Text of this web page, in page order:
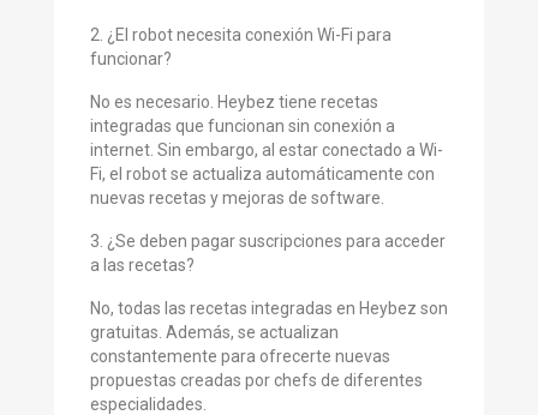
2. ¿El robot necesita conexión Wi-Fi para
funcionar?
No es necesario. Heybez tiene recetas
integradas que funcionan sin conexión a
internet. Sin embargo, al estar conectado a Wi-
Fi, el robot se actualiza automáticamente con
nuevas recetas y mejoras de software.
3. ¿Se deben pagar suscripciones para acceder
a las recetas?
No, todas las recetas integradas en Heybez son
gratuitas. Además, se actualizan
constantemente para ofrecerte nuevas
propuestas creadas por chefs de diferentes
especialidades.